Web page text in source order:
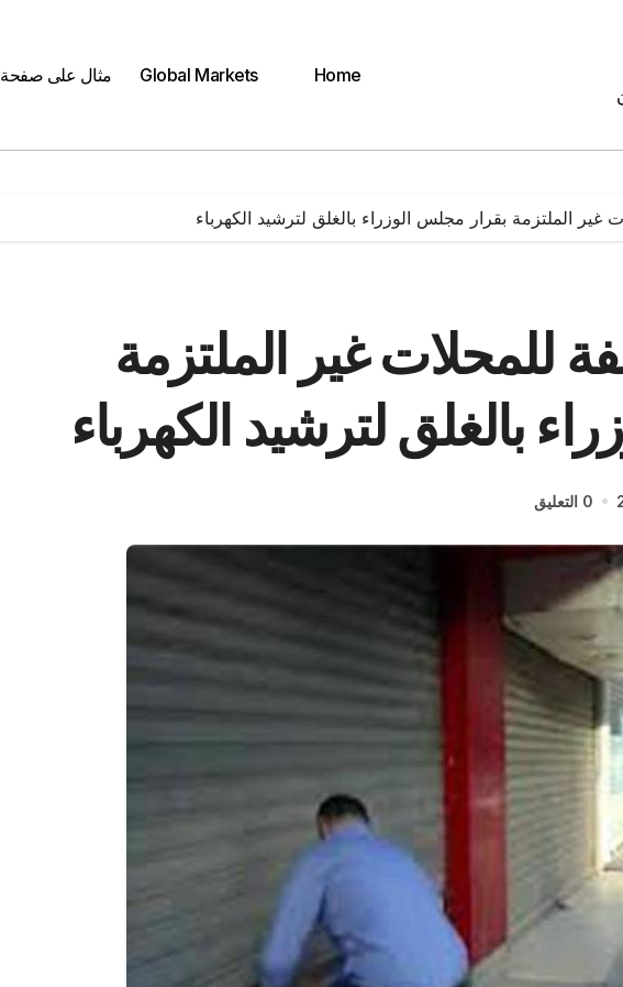
Home
Global Markets مثال على صفحة
مخالفة للمحلات غير الملتزمة
بالغلق لترشيد الكهرباء
0 التعليق